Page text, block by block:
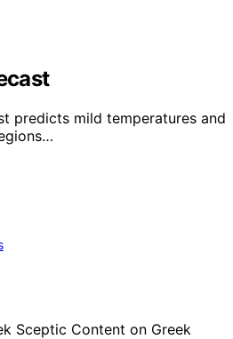
predicts mild temperatures and
Sceptic Content on Greek